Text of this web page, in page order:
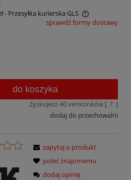
- Przesyłka kurierska GLS
kosztów płatności
sprawdź formy dostawy
do koszyka
Zyskujesz40venkonków [ ? ]
dodaj do przechowalni
zapytaj o produkt
poleć znajomemu
dodaj opinię